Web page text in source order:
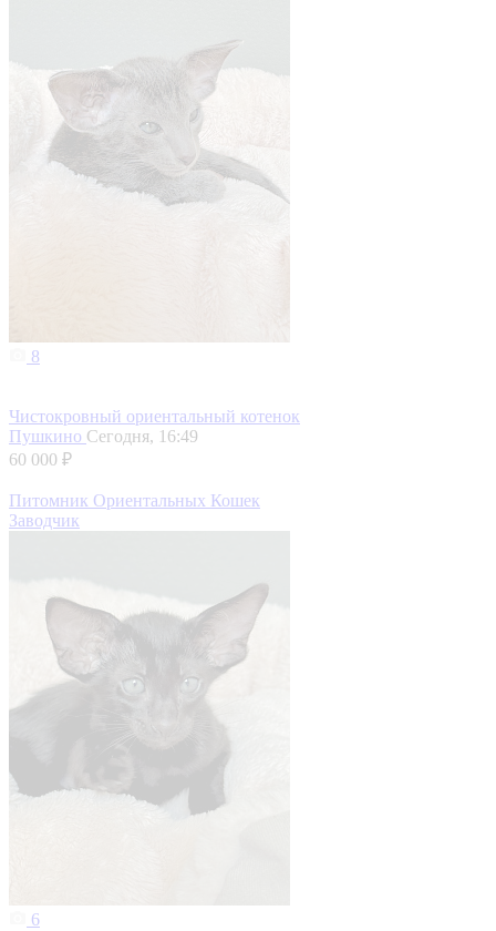
8
Чистокровный ориентальный котенок
Пушкино Сегодня, 16:49
60 000 ₽
Питомник Ориентальных Кошек
Заводчик
6